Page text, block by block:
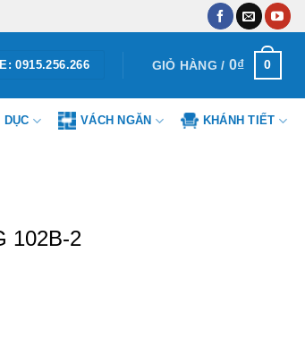
0915.256.266 GIỎ HÀNG / 0₫ 0
DỤC VÁCH NGĂN KHÁNH TIẾT
102B-2